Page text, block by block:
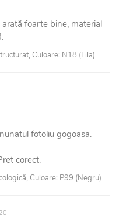
foarte bine, material
Culoare: N18 (Lila)
fotoliu gogoasa.
corect.
Culoare: P99 (Negru)